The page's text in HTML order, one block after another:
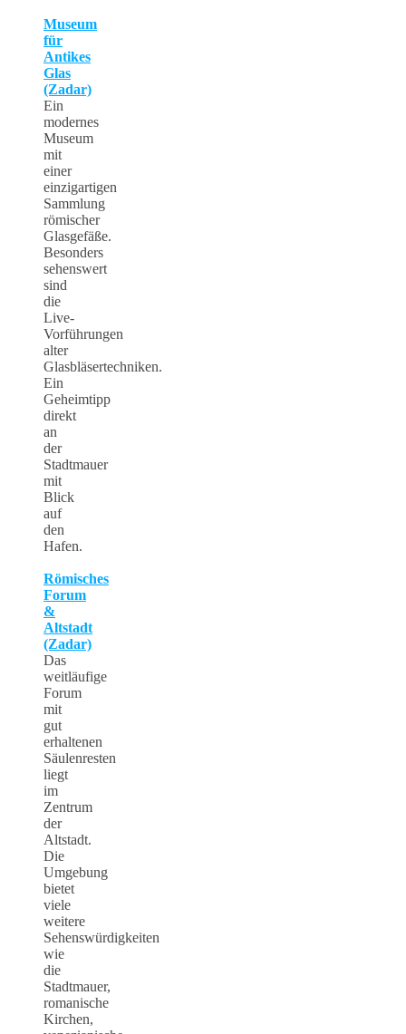
Museum
für
Antikes
Glas
(Zadar)
Ein
modernes
Museum
mit
einer
einzigartigen
Sammlung
römischer
Glasgefäße.
Besonders
sehenswert
sind
die
Live-
Vorführungen
alter
Glasbläsertechniken.
Ein
Geheimtipp
direkt
an
der
Stadtmauer
mit
Blick
auf
den
Hafen.
Römisches
Forum
&
Altstadt
(Zadar)
Das
weitläufige
Forum
mit
gut
erhaltenen
Säulenresten
liegt
im
Zentrum
der
Altstadt.
Die
Umgebung
bietet
viele
weitere
Sehenswürdigkeiten
wie
die
Stadtmauer,
romanische
Kirchen,